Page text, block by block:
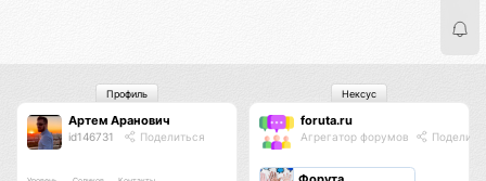
Артем Аранович
id146731 Поделиться
Профиль
foruta.ru
Агрегатор форумов
Нексус